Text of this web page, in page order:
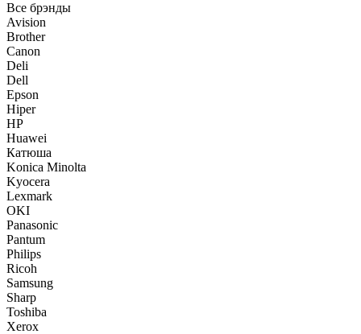
Все брэнды
Avision
Brother
Canon
Deli
Dell
Epson
Hiper
HP
Huawei
Катюша
Konica Minolta
Kyocera
Lexmark
OKI
Panasonic
Pantum
Philips
Ricoh
Samsung
Sharp
Toshiba
Xerox